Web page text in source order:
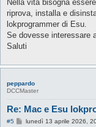
a
g
i
o
Nella vita bisogna
riprova, installa e
lokprogrammer di Esu.
Se dovesse interessare
Saluti
peppardo
DCCMaster
Re: Mac e Esu
#5
Mlunedì 13 aprile 2026,